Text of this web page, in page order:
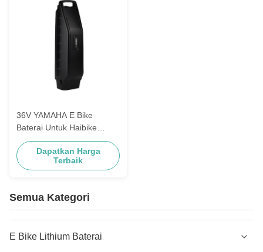
36V YAMAHA E Bike
Baterai Untuk Haibike
Down Tube Tipe Cepat Dan
Aman Pengiriman
Dapatkan Harga
Terbaik
Semua Kategori
E Bike Lithium Baterai